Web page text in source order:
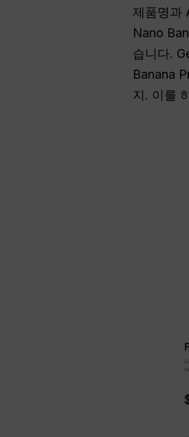
제품명과
Nano
습니다.
Banana
지. 이를